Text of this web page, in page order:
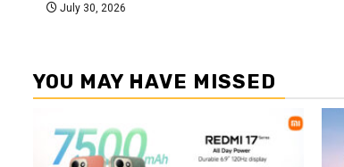
July 30, 2026
YOU MAY HAVE MISSED